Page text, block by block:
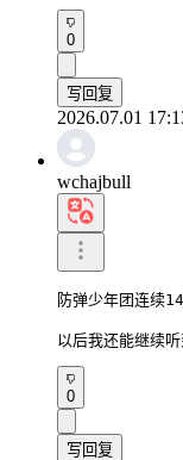
0
写回复
2026.07.01
wchajbull
防弹少年团连续
以后我还能继续听
0
写回复